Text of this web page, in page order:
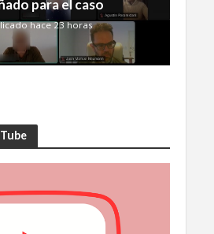
para el caso
hace 23 horas